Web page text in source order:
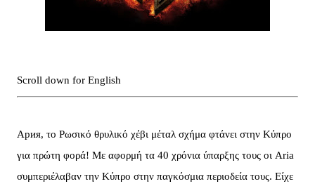
Scroll down for English
Ария, το Ρωσικό θρυλικό χέβι μέταλ σχήμα φτάνει στην Κύπρο
για πρώτη φορά! Με αφορμή τα 40 χρόνια ύπαρξης τους οι Aria
συμπεριέλαβαν την Κύπρο στην παγκόσμια περιοδεία τους. Είχε